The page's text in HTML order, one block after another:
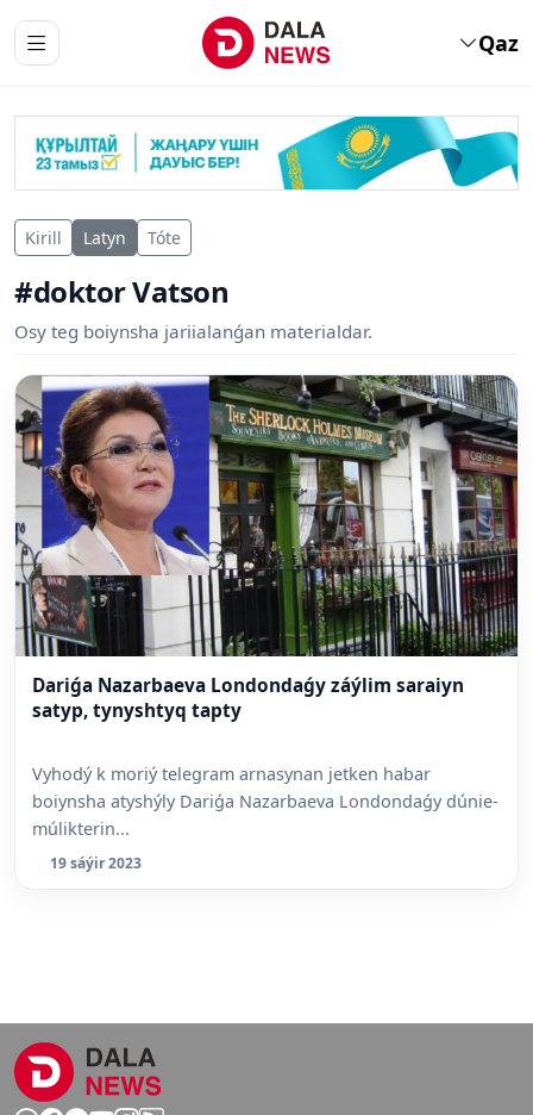
Qaz
Kirill Latyn Tóte
#doktor Vatson
Osy teg boiynsha jariialanǵan materialdar.
Dariǵa Nazarbaeva Londondaǵy záýlim saraiyn
satyp, tynyshtyq tapty
Vyhodý k moriý telegram arnasynan jetken habar
boiynsha atyshýly Dariǵa Nazarbaeva Londondaǵy dúnie-
múlikterin...
19 sáýir 2023